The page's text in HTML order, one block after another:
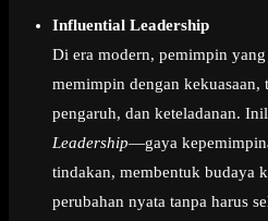
Influential Leadership
Di era modern, pemimpin
memimpin dengan kekuasaan,
pengaruh, dan keteladanan.
Leadership—gaya
tindakan, membentuk budaya
perubahan nyata tanpa harus